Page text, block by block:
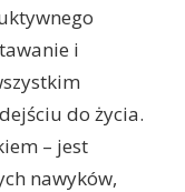
i
do życia.
– jest
nawyków,